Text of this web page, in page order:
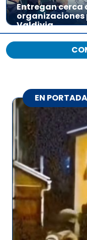
Entregan cerca
organizaciones
Valdivia
EN PORTADA